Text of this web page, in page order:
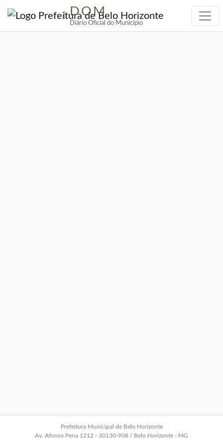
| DOM
Diário Oficial do Município
Prefeitura Municipal de Belo Horizonte
Av. Afonso Pena 1212 - 30130-908 / Belo Horizonte - MG